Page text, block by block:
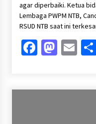
agar diperbaiki. Ketua
Lembaga PWPM NTB,
RSUD NTB saat ini